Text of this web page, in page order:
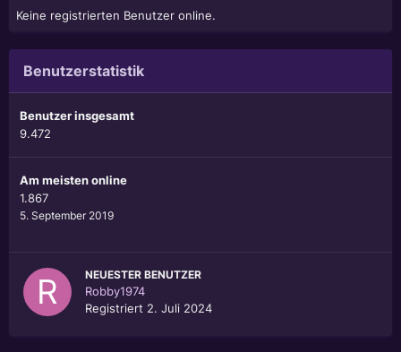
Keine registrierten Benutzer online.
Benutzerstatistik
Benutzer insgesamt
9.472
Am meisten online
1.867
5. September 2019
NEUESTER BENUTZER
Robby1974
Registriert 2. Juli 2024